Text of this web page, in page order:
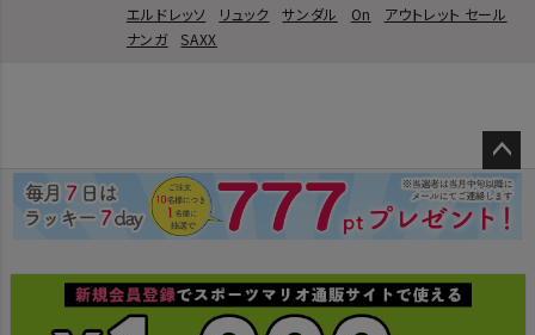
エルドレッソ
リュック サンダル On
アウトレット セール
ナンガ
SAXX
ペー
ジト
ップ